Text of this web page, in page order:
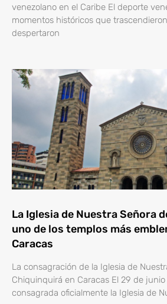
venezolano en el Caribe El deporte
momentos históricos que
despertaron
La Iglesia de Nuestra Señora
uno de los templos más
Caracas
La consagración de la Iglesia de
Chiquinquirá en Caracas El 29 de
consagrada oficialmente la Iglesia de